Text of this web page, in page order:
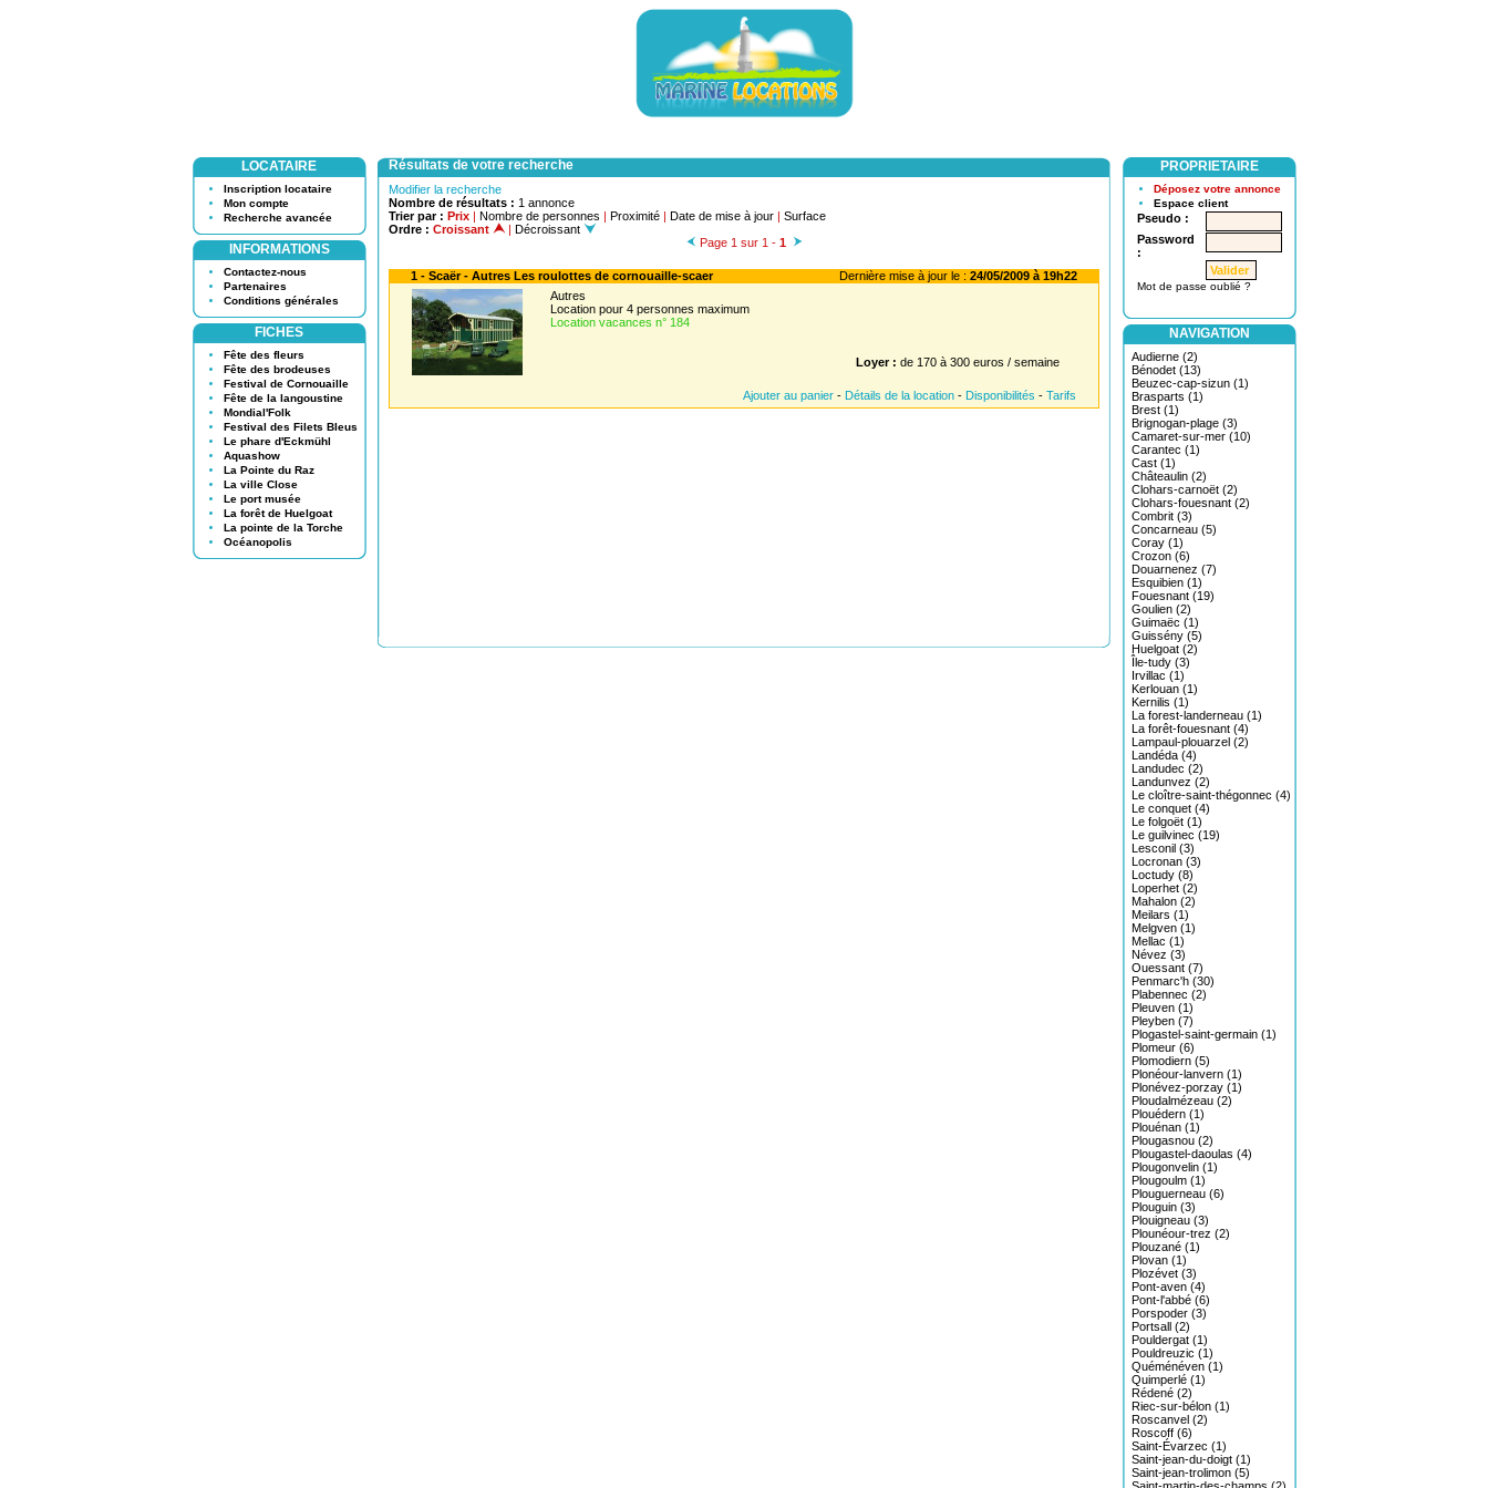
LOCATAIRE
Inscription locataire
Mon compte
Recherche avancée
INFORMATIONS
Contactez-nous
Partenaires
Conditions générales
FICHES
Fête des fleurs
Fête des brodeuses
Festival de Cornouaille
Fête de la langoustine
Mondial'Folk
Festival des Filets Bleus
Le phare d'Eckmühl
Aquashow
La Pointe du Raz
La ville Close
Le port musée
La forêt de Huelgoat
La pointe de la Torche
Océanopolis
Résultats de votre recherche
Modifier la recherche
Nombre de résultats : 1 annonce
Trier par : Prix | Nombre de personnes | Proximité | Date de mise à jour | Surface
Ordre : Croissant | Décroissant
Page 1 sur 1 - 1
1 - Scaër - Autres Les roulottes de cornouaille-scaer Dernière mise à jour le : 24/05/2009 à 19h22
Autres
Location pour 4 personnes maximum
Location vacances n° 184
Loyer : de 170 à 300 euros / semaine
Ajouter au panier - Détails de la location - Disponibilités - Tarifs
PROPRIETAIRE
Déposez votre annonce
Espace client
Pseudo :
Password
:
Mot de passe oublié ?
NAVIGATION
Audierne (2)
Bénodet (13)
Beuzec-cap-sizun (1)
Brasparts (1)
Brest (1)
Brignogan-plage (3)
Camaret-sur-mer (10)
Carantec (1)
Cast (1)
Châteaulin (2)
Clohars-carnoët (2)
Clohars-fouesnant (2)
Combrit (3)
Concarneau (5)
Coray (1)
Crozon (6)
Douarnenez (7)
Esquibien (1)
Fouesnant (19)
Goulien (2)
Guimaëc (1)
Guissény (5)
Huelgoat (2)
Île-tudy (3)
Irvillac (1)
Kerlouan (1)
Kernilis (1)
La forest-landerneau (1)
La forêt-fouesnant (4)
Lampaul-plouarzel (2)
Landéda (4)
Landudec (2)
Landunvez (2)
Le cloître-saint-thégonnec (4)
Le conquet (4)
Le folgoët (1)
Le guilvinec (19)
Lesconil (3)
Locronan (3)
Loctudy (8)
Loperhet (2)
Mahalon (2)
Meilars (1)
Melgven (1)
Mellac (1)
Névez (3)
Ouessant (7)
Penmarc'h (30)
Plabennec (2)
Pleuven (1)
Pleyben (7)
Plogastel-saint-germain (1)
Plomeur (6)
Plomodiern (5)
Plonéour-lanvern (1)
Plonévez-porzay (1)
Ploudalmézeau (2)
Plouédern (1)
Plouénan (1)
Plougasnou (2)
Plougastel-daoulas (4)
Plougonvelin (1)
Plougoulm (1)
Plouguerneau (6)
Plouguin (3)
Plouigneau (3)
Plounéour-trez (2)
Plouzané (1)
Plovan (1)
Plozévet (3)
Pont-aven (4)
Pont-l'abbé (6)
Porspoder (3)
Portsall (2)
Pouldergat (1)
Pouldreuzic (1)
Quéménéven (1)
Quimperlé (1)
Rédené (2)
Riec-sur-bélon (1)
Roscanvel (2)
Roscoff (6)
Saint-Évarzec (1)
Saint-jean-du-doigt (1)
Saint-jean-trolimon (5)